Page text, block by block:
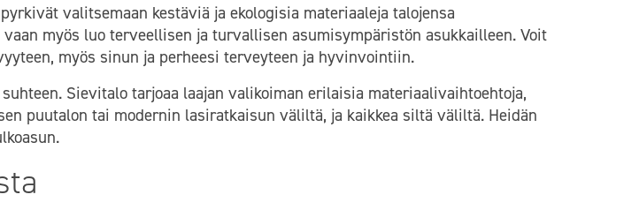
valitsemaan kestäviä ja ekologisia materiaaleja talojensa
myös luo terveellisen ja turvallisen asumisympäristön asukkailleen. Voit
myös sinun ja perheesi terveyteen ja hyvinvointiin.
Sievitalo tarjoaa laajan valikoiman erilaisia materiaalivaihtoehtoja,
puutalon tai modernin lasiratkaisun väliltä, ja kaikkea siltä väliltä. Heidän